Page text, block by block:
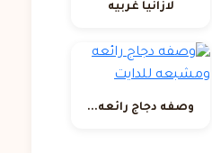
لازانيا غربيه
وصفه دجاج رائعه...